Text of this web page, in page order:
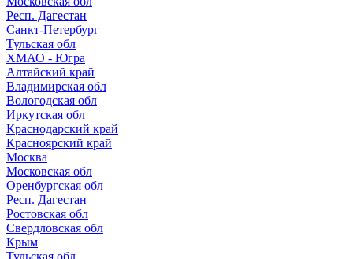
Респ. Дагестан
Санкт-Петербург
Тульская обл
ХМАО - Югра
Алтайский край
Владимирская обл
Вологодская обл
Иркутская обл
Краснодарский край
Красноярский край
Москва
Московская обл
Оренбургская обл
Респ. Дагестан
Ростовская обл
Свердловская обл
Крым
Тульская обл